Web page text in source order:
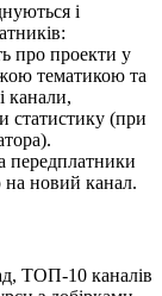
і
про проекти у
тематикою та
канали,
статистику (при
передплатники
на новий канал.
ТОП-10 каналів